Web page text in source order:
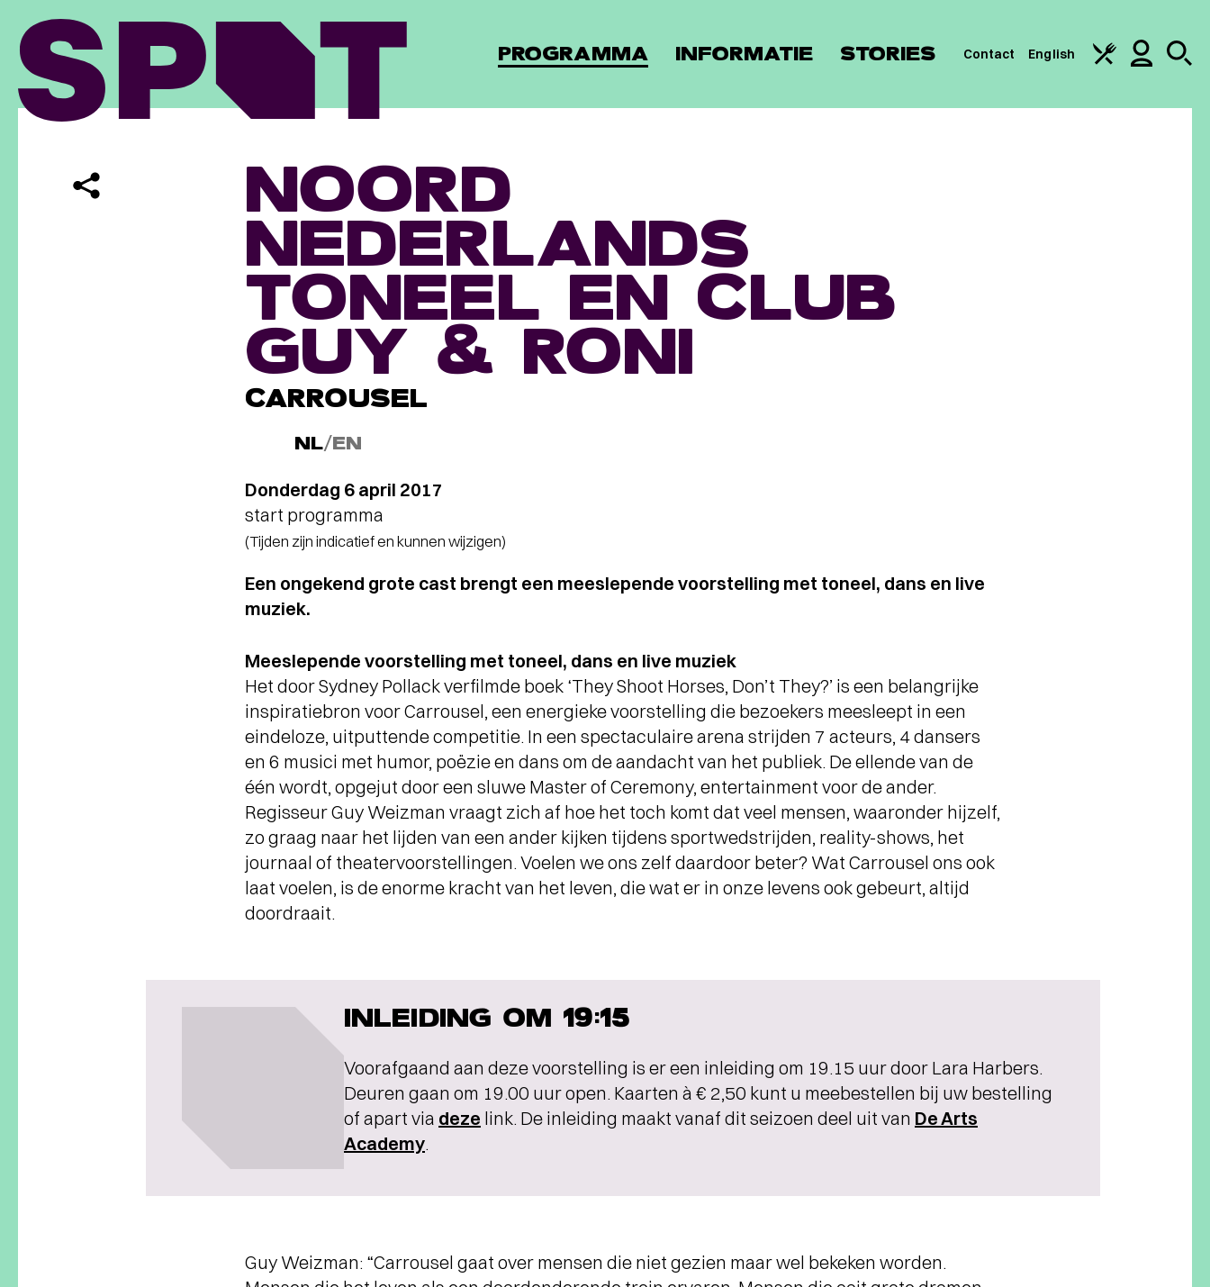
PROGRAMMA INFORMATIE STORIES Contact English
NOORD
NEDERLANDS
TONEEL EN CLUB
GUY & RONI
CARROUSEL
NL/EN
Donderdag 6 april 2017
start programma
(Tijden zijn indicatief en kunnen wijzigen)
Een ongekend grote cast brengt een meeslepende voorstelling met toneel, dans en live
muziek.
Meeslepende voorstelling met toneel, dans en live muziek
Het door Sydney Pollack verfilmde boek ‘They Shoot Horses, Don’t They?’ is een belangrijke
inspiratiebron voor Carrousel, een energieke voorstelling die bezoekers meesleept in een
eindeloze, uitputtende competitie. In een spectaculaire arena strijden 7 acteurs, 4 dansers
en 6 musici met humor, poëzie en dans om de aandacht van het publiek. De ellende van de
één wordt, opgejut door een sluwe Master of Ceremony, entertainment voor de ander.
Regisseur Guy Weizman vraagt zich af hoe het toch komt dat veel mensen, waaronder hijzelf,
zo graag naar het lijden van een ander kijken tijdens sportwedstrijden, reality-shows, het
journaal of theatervoorstellingen. Voelen we ons zelf daardoor beter? Wat Carrousel ons ook
laat voelen, is de enorme kracht van het leven, die wat er in onze levens ook gebeurt, altijd
doordraait.
INLEIDING OM 19:15
Voorafgaand aan deze voorstelling is er een inleiding om 19.15 uur door Lara Harbers.
Deuren gaan om 19.00 uur open. Kaarten à € 2,50 kunt u meebestellen bij uw bestelling
of apart via deze link. De inleiding maakt vanaf dit seizoen deel uit van De Arts
Academy.
Guy Weizman: “Carrousel gaat over mensen die niet gezien maar wel bekeken worden.